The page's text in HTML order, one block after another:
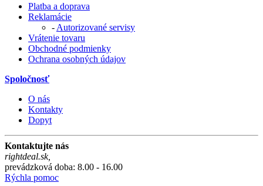
Platba a doprava
Reklamácie
- Autorizované servisy
Vrátenie tovaru
Obchodné podmienky
Ochrana osobných údajov
Spoločnosť
O nás
Kontakty
Dopyt
Kontaktujte nás
rightdeal.sk,
prevádzková doba: 8.00 - 16.00
Rýchla pomoc